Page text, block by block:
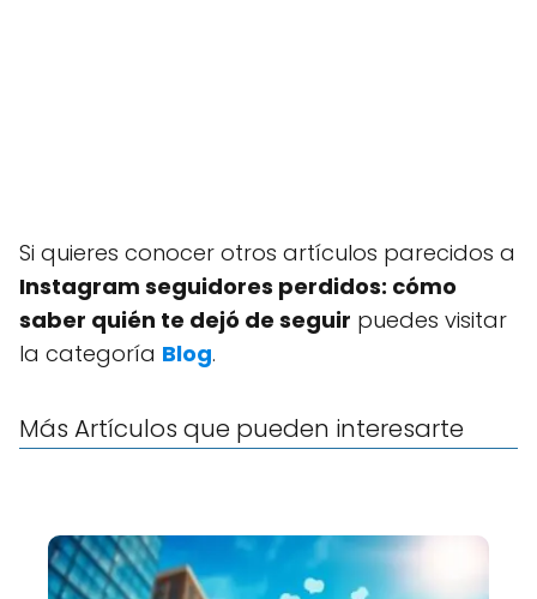
Si quieres conocer otros artículos parecidos a
Instagram seguidores perdidos: cómo
saber quién te dejó de seguir puedes visitar
la categoría Blog.
Más Artículos que pueden interesarte